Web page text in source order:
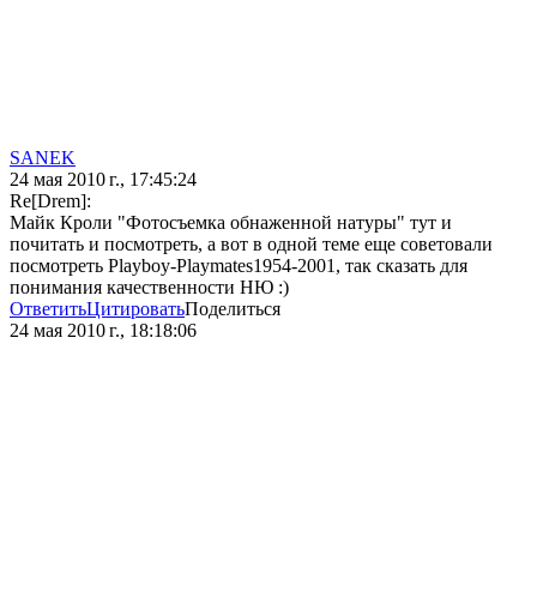
SANEK
24 мая 2010 г., 17:45:24
Re[Drem]:
Майк Кроли "Фотосъемка обнаженной натуры" тут и
почитать и посмотреть, а вот в одной теме еще советовали
посмотреть Playboy-Playmates1954-2001, так сказать для
понимания качественности НЮ :)
ОтветитьЦитироватьПоделиться
24 мая 2010 г., 18:18:06